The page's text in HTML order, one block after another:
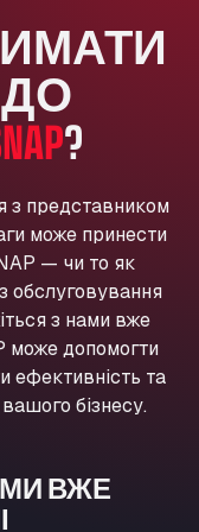
?
з представником
може принести
— чи то як
обслуговування
з нами вже
може допомогти
ефективність та
бізнесу.
ВЖЕ